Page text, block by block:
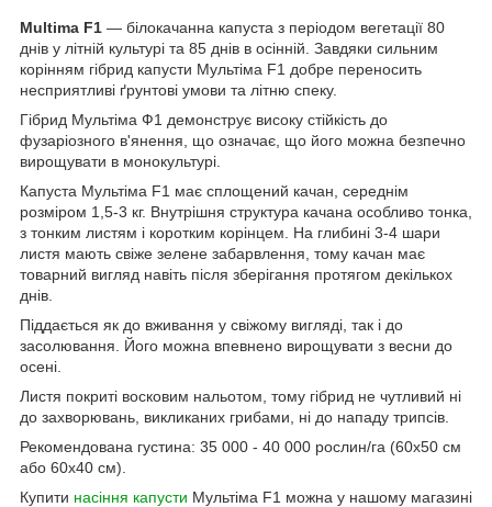
Multima F1 — білокачанна капуста з періодом вегетації 80
днів у літній культурі та 85 днів в осінній. Завдяки сильним
корінням гібрид капусти Мультіма F1 добре переносить
несприятливі ґрунтові умови та літню спеку.
Гібрид Мультіма Ф1 демонструє високу стійкість до
фузаріозного в'янення, що означає, що його можна безпечно
вирощувати в монокультурі.
Капуста Мультіма F1 має сплощений качан, середнім
розміром 1,5-3 кг. Внутрішня структура качана особливо тонка,
з тонким листям і коротким корінцем. На глибині 3-4 шари
листя мають свіже зелене забарвлення, тому качан має
товарний вигляд навіть після зберігання протягом декількох
днів.
Піддається як до вживання у свіжому вигляді, так і до
засолювання. Його можна впевнено вирощувати з весни до
осені.
Листя покриті восковим нальотом, тому гібрид не чутливий ні
до захворювань, викликаних грибами, ні до нападу трипсів.
Рекомендована густина: 35 000 - 40 000 рослин/га (60х50 см
або 60х40 см).
Купити насіння капусти Мультіма F1 можна у нашому магазині